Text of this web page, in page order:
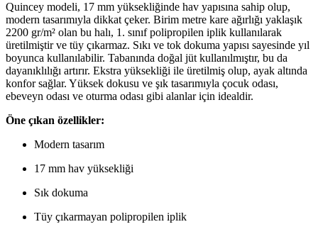
Quincey modeli, 17 mm yüksekliğinde hav yapısına sahip olup,
modern tasarımıyla dikkat çeker. Birim metre kare ağırlığı yaklaşık
2200 gr/m² olan bu halı, 1. sınıf polipropilen iplik kullanılarak
üretilmiştir ve tüy çıkarmaz. Sıkı ve tok dokuma yapısı sayesinde yıl
boyunca kullanılabilir. Tabanında doğal jüt kullanılmıştır, bu da
dayanıklılığı artırır. Ekstra yüksekliği ile üretilmiş olup, ayak altında
konfor sağlar. Yüksek dokusu ve şık tasarımıyla çocuk odası,
ebeveyn odası ve oturma odası gibi alanlar için idealdir.
Öne çıkan özellikler:
Modern tasarım
17 mm hav yüksekliği
Sık dokuma
Tüy çıkarmayan polipropilen iplik